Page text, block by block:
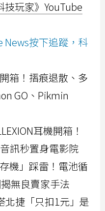
技玩家》YouTube
News按下追蹤，科
箱！摺痕退散、多
GO、Pikmin
耳機開箱！
訊秒置身電影院
機」踩雷！電池循
無良賣家手法
北捷「只扣1元」是